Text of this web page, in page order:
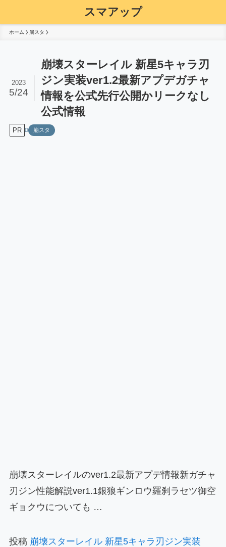
スマアップ
ホーム 崩スタ
崩壊スターレイル 新星5キャラ刃
ジン実装ver1.2最新アプデガチャ
情報を公式先行公開かリークなし
公式情報
2023
5/24
PR 崩スタ
崩壊スターレイルのver1.2最新アプデ情報新ガチャ
刃ジン性能解説ver1.1銀狼ギンロウ羅刹ラセツ御空
ギョクウについても …
投稿 崩壊スターレイル 新星5キャラ刃ジン実装